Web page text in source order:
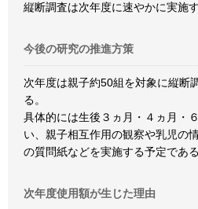
縦断調査は次年度に速やかに実施
今後の研究の推進方策
次年度は親子約50組を対象に縦断
る。
具体的には生後３ヵ月・４ヵ月・
い、親子相互作用の観察や乳児の
の質問紙などを実施する予定である
次年度使用額が生じた理由